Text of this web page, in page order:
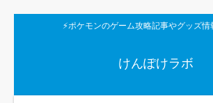
⚡ポケモンのゲーム攻略記事やグッズ情
けんぽけラボ